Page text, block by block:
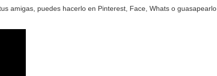
amigas, puedes hacerlo en Pinterest, Face, Whats o guasapearlo